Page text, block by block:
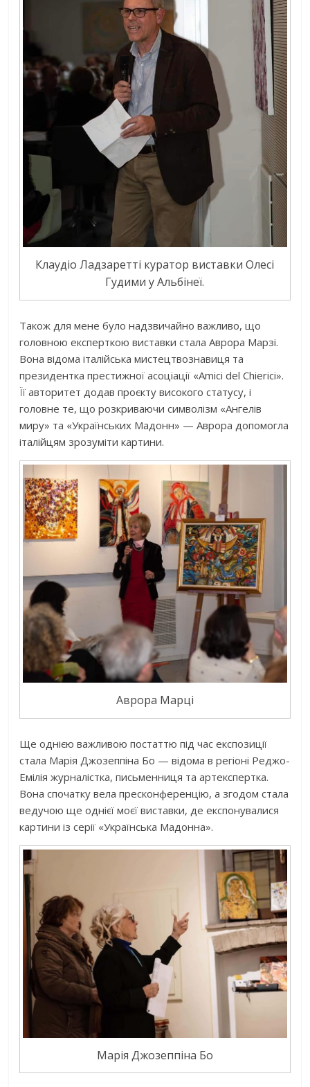
Клаудіо Ладзаретті куратор виставки Олесі
Гудими у Альбінеї.
Також для мене було надзвичайно важливо, що
головною експерткою виставки стала Аврора Марзі.
Вона відома італійська мистецтвознавиця та
президентка престижної асоціації «Amici del Chierici».
Її авторитет додав проєкту високого статусу, і
головне те, що розкриваючи символізм «Ангелів
миру» та «Українських Мадонн» — Аврора допомогла
італійцям зрозуміти картини.
Аврора Марці
Ще однією важливою постаттю під час експозиції
стала Марія Джозеппіна Бо — відома в регіоні Реджо-
Емілія журналістка, письменниця та артекспертка.
Вона спочатку вела пресконференцію, а згодом стала
ведучою ще однієї моєї виставки, де експонувалися
картини із серії «Українська Мадонна».
Марія Джозеппіна Бо